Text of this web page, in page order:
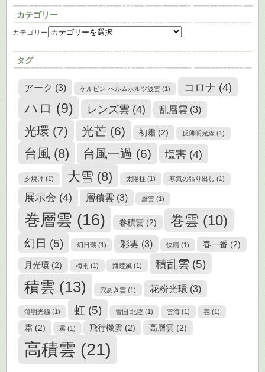
カテゴリー
カテゴリー
タグ
アーク (3) ケルビン-ヘルムホルツ波雲 (1) コロナ (4)
ハロ (9) レンズ雲 (4) 乱層雲 (3)
光環 (7) 光芒 (6) 初霜 (2) 反薄明光線 (1)
台風 (8) 台風一過 (6) 塩害 (4)
夕焼け (1) 大雪 (8) 太陽柱 (1) 寒気の張り出し (1)
展示会 (4) 層積雲 (3) 層雲 (1)
巻層雲 (16) 巻積雲 (2) 巻雲 (10)
幻日 (5) 幻日環 (1) 彩雲 (3) 快晴 (1) 春一番 (2)
月光環 (2) 梅雨 (1) 海陸風 (1) 積乱雲 (5)
積雲 (13) 穴あき雲 (1) 花粉光環 (3)
薄明光線 (1) 虹 (5) 雪国 北陸 (1) 雲海 (1) 雹 (1)
霜 (2) 霧 (1) 飛行機雲 (2) 高層雲 (2)
高積雲 (21)